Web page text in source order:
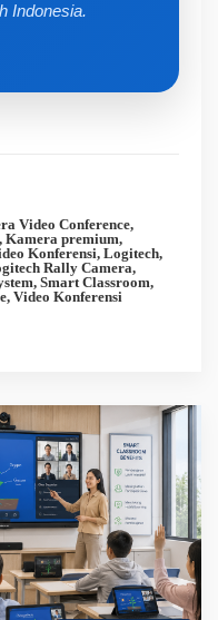
Indonesia.
Video Conference,
, Kamera premium,
Konferensi, Logitech,
Rally Camera,
, Smart Classroom,
, Video Konferensi